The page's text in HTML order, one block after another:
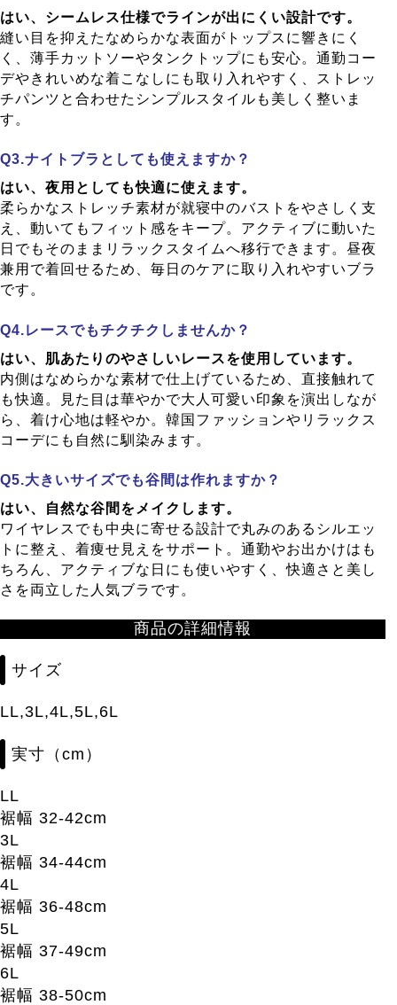
はい、シームレス仕様でラインが出にくい設計です。
縫い目を抑えたなめらかな表面がトップスに響きにく
く、薄手カットソーやタンクトップにも安心。通勤コー
デやきれいめな着こなしにも取り入れやすく、ストレッ
チパンツと合わせたシンプルスタイルも美しく整いま
す。
ナイトブラとしても使えますか？
はい、夜用としても快適に使えます。
柔らかなストレッチ素材が就寝中のバストをやさしく支
え、動いてもフィット感をキープ。アクティブに動いた
日でもそのままリラックスタイムへ移行できます。昼夜
兼用で着回せるため、毎日のケアに取り入れやすいブラ
です。
レースでもチクチクしませんか？
はい、肌あたりのやさしいレースを使用しています。
内側はなめらかな素材で仕上げているため、直接触れて
も快適。見た目は華やかで大人可愛い印象を演出しなが
ら、着け心地は軽やか。韓国ファッションやリラックス
コーデにも自然に馴染みます。
大きいサイズでも谷間は作れますか？
はい、自然な谷間をメイクします。
ワイヤレスでも中央に寄せる設計で丸みのあるシルエッ
トに整え、着痩せ見えをサポート。通勤やお出かけはも
ちろん、アクティブな日にも使いやすく、快適さと美し
さを両立した人気ブラです。
商品の詳細情報
サイズ
LL,3L,4L,5L,6L
実寸（cm）
LL
裾幅 32-42cm
3L
裾幅 34-44cm
4L
裾幅 36-48cm
5L
裾幅 37-49cm
6L
裾幅 38-50cm